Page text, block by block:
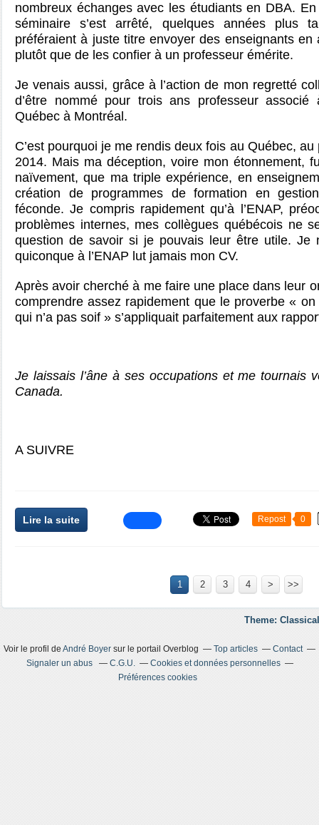
nombreux échanges avec les étudiants en DBA.
séminaire s’est arrêté, quelques années plus
préféraient à juste titre envoyer des enseignants en
plutôt que de les confier à un professeur émérite.
Je venais aussi, grâce à l’action de mon regretté
d’être nommé pour trois ans professeur associé
Québec à Montréal.
C’est pourquoi je me rendis deux fois au Québec, au
2014. Mais ma déception, voire mon étonnement,
naïvement, que ma triple expérience, en
création de programmes de formation en
féconde. Je compris rapidement qu’à l’ENAP,
problèmes internes, mes collègues québécois ne
question de savoir si je pouvais leur être utile. Je
quiconque à l’ENAP lut jamais mon CV.
Après avoir cherché à me faire une place dans leur
comprendre assez rapidement que le proverbe «
qui n’a pas soif » s’appliquait parfaitement aux
Je laissais l’âne à ses occupations et me tournais
Canada.
A SUIVRE
Lire la suite Repost 0
1 2 3 4 > >>
Theme:
Voir le profil de André Boyer sur le portail Overblog Top articles
Contact
Signaler un abus
C.G.U.
Cookies et données personnelles
Préférences cookies